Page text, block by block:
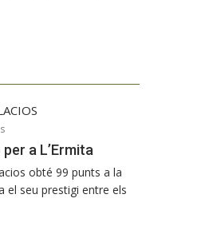
a L’Ermita
obté 99 punts a la
el seu prestigi entre els